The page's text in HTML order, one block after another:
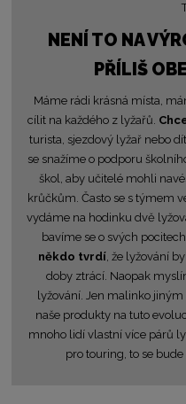
NENÍ TO NA
PŘÍLIŠ
Máme rádi krásná místa,
cílit na každého z lyžařů.
turista, sjezdový lyžař nebo
se snažíme o podporu
škol, aby učitelé mohli
krůčkům. Často se s týmem
vydáme na hodinku dvě
bavíme se o svých pocitech.
někdo tvrdí, že lyžování
doby ztrácí. Naopak
lyžování. Jen malinko
naše produkty na tuto
mnoho lidí vlastní více párů
pro touring, to se bude